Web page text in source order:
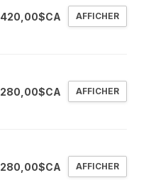
420,00$CA AFFICHER
280,00$CA AFFICHER
280,00$CA AFFICHER